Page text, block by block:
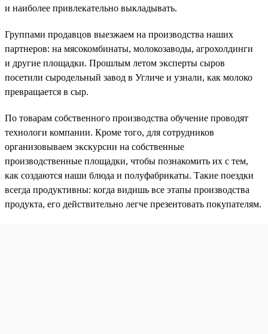
и наиболее привлекательно выкладывать.
Группами продавцов выезжаем на производства наших
партнеров: на мясокомбинаты, молокозаводы, агрохолдинги
и другие площадки. Прошлым летом эксперты сыров
посетили сыродельный завод в Угличе и узнали, как молоко
превращается в сыр.
По товарам собственного производства обучение проводят
технологи компании. Кроме того, для сотрудников
организовываем экскурсии на собственные
производственные площадки, чтобы познакомить их с тем,
как создаются наши блюда и полуфабрикаты. Такие поездки
всегда продуктивны: когда видишь все этапы производства
продукта, его действительно легче презентовать покупателям.